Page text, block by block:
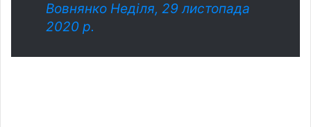
Вовнянко Неділя, 29 листопада
2020 р.